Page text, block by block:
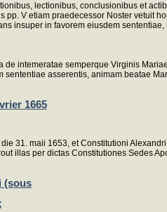
lectionibus, conclusionibus et
pp. V etiam praedecessor Noster
insuper in favorem eiusdem
intemeratae semperque Virginis
sententiae asserentis, animam beatae
1665
31. maii 1653, et Constitutioni
illas per dictas Constitutiones Sedes
(sous